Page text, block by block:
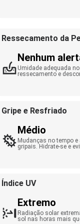
Ressecamento da
Nenhum
Umidade adequada
ressecamento e
Gripe e Resfriado
Médio
Mudanças no tempo
gripais. Hidrate-se e
Índice UV
Extremo
Radiação solar
sol nas horas mais